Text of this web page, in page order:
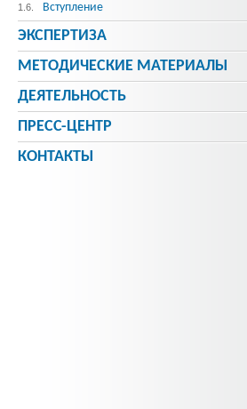
1.6. Вступление
ЭКСПЕРТИЗА
МЕТОДИЧЕСКИE МАТЕРИАЛЫ
ДЕЯТЕЛЬНОСТЬ
ПРЕСС-ЦЕНТР
КОНТАКТЫ